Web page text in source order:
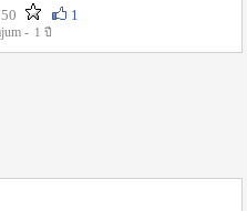
1
- 1 ปี